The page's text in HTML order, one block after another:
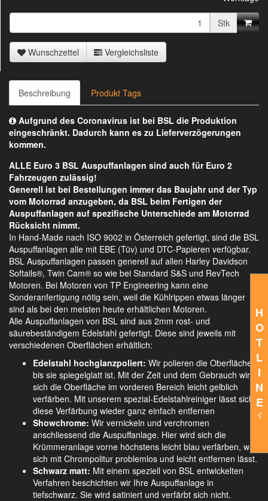
H
O
T
L
I
N
E
Stk
Wunschzettel Vergleichsliste
Beschreibung Produkt Tags
Aufgrund des Coronavirus ist bei BSL die Produktion
eingeschränkt. Dadurch kann es zu Lieferverzögerungen
kommen.
ALLE Euro 3 BSL Auspuffanlagen sind auch für Euro 2
Fahrzeugen zulässig!
Generell ist bei Bestellungen immer das Baujahr und der Typ
vom Motorrad anzugeben, da BSL beim Fertigen der
Auspuffanlagen auf spezifische Unterschiede am Motorrad
Rücksicht nimmt.
In Hand-Made nach ISO 9002 in Österreich gefertigt, sind die BSL
Auspuffanlagen alle mit EBE (Tüv) und DTC-Papieren verfügbar.
BSL Auspuffanlagen passen generell auf allen Harley Davidson
Softails®, Twin Cam® so wie bei Standard S&S und RevTech
Motoren. Bei Motoren von TP Engineering kann eine
Sonderanfertigung nötig sein, weil die Kühlrippen etwas länger
sind als bei den meisten heute erhältlichen Motoren.
Alle Auspuffanlagen von BSL sind aus 2mm rost- und
säurebeständigem Edelstahl gefertigt. Diese sind jeweils mit
verschiedenen Oberflächen erhältlich:
Edelstahl hochglanzpoliert: Wir polieren die Oberfläche,
bis sie spiegelglatt ist. Mit der Zeit und dem Gebrauch wird
sich die Oberfläche im vorderen Bereich leicht gelblich
verfärben. Mit unserem spezial-Edelstahlreiniger lässt sich
diese Verfärbung wieder ganz einfach entfernen
Showchrome: Wir vernickeln und verchromen
anschliessend die Auspuffanlage. Hier wird sich die
Krümmeranlage vorne höchstens leicht blau verfärben, was
sich mit Chrompolitur problemlos und leicht entfernen lässt.
Schwarz matt: Mit einem speziell von BSL entwickelten
Verfahren beschichten wir Ihre Auspuffanlage in
tiefschwarz. Sie wird satiniert und verfärbt sich nicht.